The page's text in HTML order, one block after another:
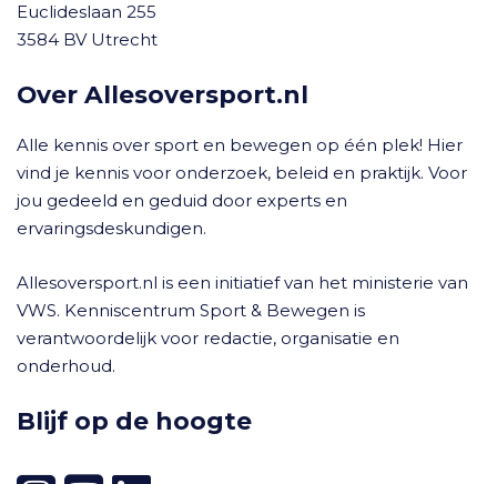
Euclideslaan 255
3584 BV Utrecht
Over Allesoversport.nl
Alle kennis over sport en bewegen op één plek! Hier
vind je kennis voor onderzoek, beleid en praktijk. Voor
jou gedeeld en geduid door experts en
ervaringsdeskundigen.
Allesoversport.nl is een initiatief van het ministerie van
VWS. Kenniscentrum Sport & Bewegen is
verantwoordelijk voor redactie, organisatie en
onderhoud.
Blijf op de hoogte